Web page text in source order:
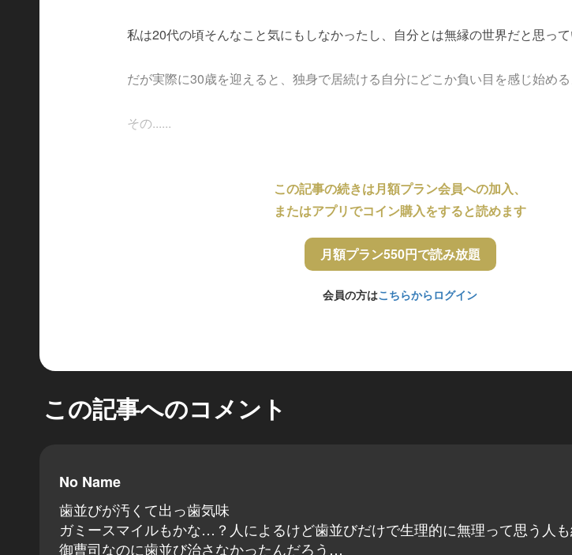
私は20代の頃そんなこと気にもしなかったし、自分とは無縁の世界だと思って
だが実際に30歳を迎えると、独身で居続ける自分にどこか負い目を感じ始める
その......
この記事の続きは月額プラン会員への加入、
またはアプリでコイン購入をすると読めます
月額プラン550円で読み放題
会員の方はこちらからログイン
この記事へのコメント
No Name
歯並びが汚くて出っ歯気味
ガミースマイルもかな…？人によるけど歯並びだけで生理的に無理って思う人
御曹司なのに歯並び治さなかったんだろう…